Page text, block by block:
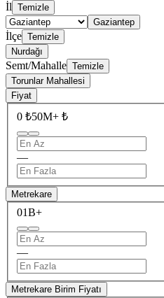
İl Temizle
Gaziantep
İlçe Temizle
Nurdağı
Semt/Mahalle Temizle
Torunlar Mahallesi
Fiyat
0 ₺50M+ ₺
—
Metrekare
01B+
—
Metrekare Birim Fiyatı